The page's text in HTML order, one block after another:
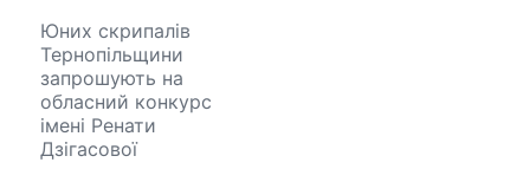
Юних скрипалів
Тернопільщини
запрошують на
обласний конкурс
імені Ренати
Дзігасової